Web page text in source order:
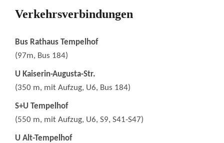
Verkehrsverbindungen
Bus Rathaus Tempelhof
(97m, Bus 184)
U Kaiserin-Augusta-Str.
(350 m, mit Aufzug, U6, Bus 184)
S+U Tempelhof
(550 m, mit Aufzug, U6, S9, S41-S47)
U Alt-Tempelhof